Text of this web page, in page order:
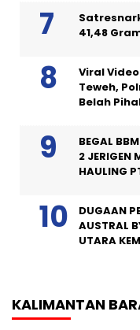
41,48
Viral
Teweh,
Belah
BEGAL
2 JERIGEN
HAULING
DUGAAN
AUSTRAL
UTARA
KALIMANTAN